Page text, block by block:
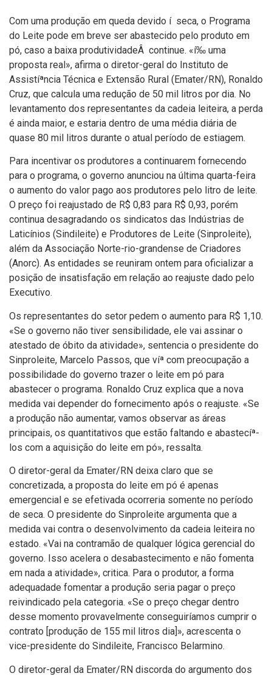
Com uma produção em queda devido í seca, o Programa
do Leite pode em breve ser abastecido pelo produto em
pó, caso a baixa produtividadeÂ continue. «í‰ uma
proposta real», afirma o diretor-geral do Instituto de
Assistíªncia Técnica e Extensão Rural (Emater/RN), Ronaldo
Cruz, que calcula uma redução de 50 mil litros por dia. No
levantamento dos representantes da cadeia leiteira, a perda
é ainda maior, e estaria dentro de uma média diária de
quase 80 mil litros durante o atual perí­odo de estiagem.
Para incentivar os produtores a continuarem fornecendo
para o programa, o governo anunciou na última quarta-feira
o aumento do valor pago aos produtores pelo litro de leite.
O preço foi reajustado de R$ 0,83 para R$ 0,93, porém
continua desagradando os sindicatos das Indústrias de
Laticí­nios (Sindileite) e Produtores de Leite (Sinproleite),
além da Associação Norte-rio-grandense de Criadores
(Anorc). As entidades se reuniram ontem para oficializar a
posição de insatisfação em relação ao reajuste dado pelo
Executivo.
Os representantes do setor pedem o aumento para R$ 1,10.
«Se o governo não tiver sensibilidade, ele vai assinar o
atestado de óbito da atividade», sentencia o presidente do
Sinproleite, Marcelo Passos, que víª com preocupação a
possibilidade do governo trazer o leite em pó para
abastecer o programa. Ronaldo Cruz explica que a nova
medida vai depender do fornecimento após o reajuste. «Se
a produção não aumentar, vamos observar as áreas
principais, os quantitativos que estão faltando e abastecíª-
los com a aquisição do leite em pó», ressalta.
O diretor-geral da Emater/RN deixa claro que se
concretizada, a proposta do leite em pó é apenas
emergencial e se efetivada ocorreria somente no perí­odo
de seca. O presidente do Sinproleite argumenta que a
medida vai contra o desenvolvimento da cadeia leiteira no
estado. «Vai na contramão de qualquer lógica gerencial do
governo. Isso acelera o desabastecimento e não fomenta
em nada a atividade», critica. Para o produtor, a forma
adequadade fomentar a produção seria pagar o preço
reivindicado pela categoria. «Se o preço chegar dentro
desse momento provavelmente conseguirí­amos cumprir o
contrato [produção de 155 mil litros dia]», acrescenta o
vice-presidente do Sindileite, Francisco Belarmino.
O diretor-geral da Emater/RN discorda do argumento dos